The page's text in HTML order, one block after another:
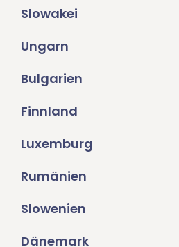
Slowakei
Ungarn
Bulgarien
Finnland
Luxemburg
Rumänien
Slowenien
Dänemark